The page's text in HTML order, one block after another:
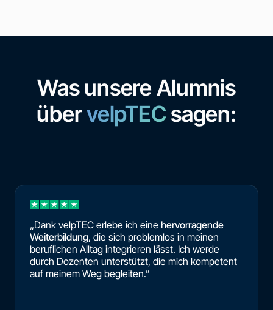
Was unsere Alumnis
übervelpTEC sagen:
„Dank velpTEC erlebe ich eine hervorragende
Weiterbildung, die sich problemlos in meinen
beruflichen Alltag integrieren lässt. Ich werde
durch Dozenten unterstützt, die mich kompetent
auf meinem Weg begleiten.”